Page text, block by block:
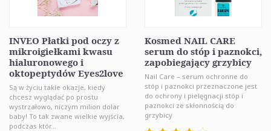
INVEO Płatki pod oczy z
mikroigiełkami kwasu
hialuronowego i
oktopeptydów Eyes2love
Są w życiu takie okazje, kiedy
chcesz wyglądać po prostu
wystrzałowo, niczym milion dolar
baby! To tak zwane wielkie wyjścia,
podczas któr...
Kosmed NAIL CARE
serum do stóp i paznokci,
zapobiegający grzybicy
Nail Care – serum ochronne do
stóp i paznokci przeznaczone jest
do ochrony i pielęgnacji stóp i
paznokci ze skłonnością do
grzybicy